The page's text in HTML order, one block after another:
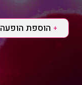
+ הוספת הופעה